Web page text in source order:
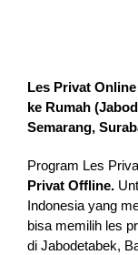
Les Privat
ke Rumah (
Semarang,
Program Les
Privat Offline.
Indonesia yang
bisa memilih les
di Jabodetabek,